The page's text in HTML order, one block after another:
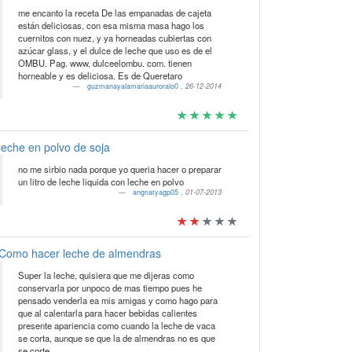
me encanto la receta De las empanadas de cajeta
están deliciosas, con esa misma masa hago los
cuernitos con nuez, y ya horneadas cubiertas con
azúcar glass, y el dulce de leche que uso es de el
OMBU. Pag. www. dulceelombu. com. tienen
horneable y es deliciosa. Es de Queretaro
guzmanayalamariaauroralo0,26-12-2014
en polvo de soja
no me sirbio nada porque yo queria hacer o preparar
un litro de leche liquida con leche en polvo
angnatyagp05,01-07-2013
hacer leche de almendras
Super la leche, quisiera que me dijeras como
conservarla por unpoco de mas tiempo pues he
pensado venderla ea mis amigas y como hago para
que al calentarla para hacer bebidas calientes
presente apariencia como cuando la leche de vaca
se corta, aunque se que la de almendras no es que